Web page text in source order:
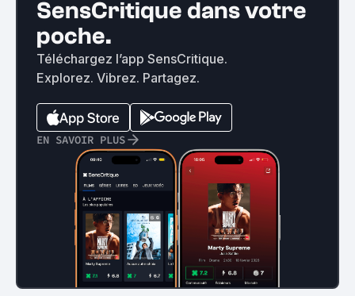
SensCritique dans votre
poche.
Téléchargez l’app SensCritique.
Explorez. Vibrez. Partagez.
EN SAVOIR PLUS